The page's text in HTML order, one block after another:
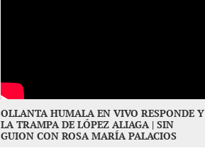
OLLANTA HUMALA EN VIVO RESPONDE Y
LA TRAMPA DE LÓPEZ ALIAGA | SIN
GUION CON ROSA MARÍA PALACIOS